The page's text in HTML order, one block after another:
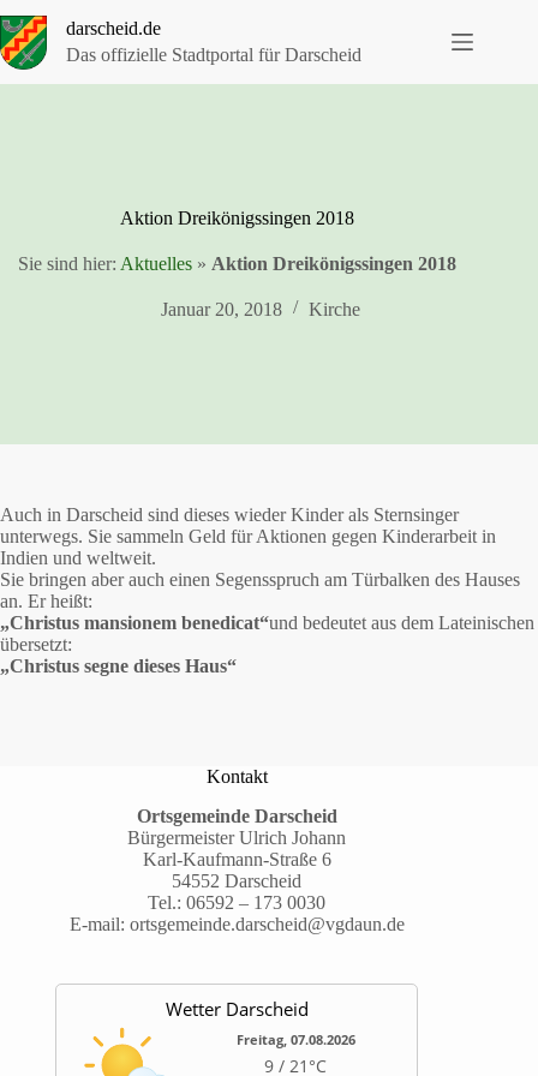
Inhalt
springen
darscheid.de
Das offizielle Stadtportal für Darscheid
Aktion Dreikönigssingen 2018
Sie sind hier: Aktuelles» Aktion Dreikönigssingen 2018
Januar 20, 2018 Kirche
Auch in Darscheid sind dieses wieder Kinder als Sternsinger
unterwegs. Sie sammeln Geld für Aktionen gegen Kinderarbeit in
Indien und weltweit.
Sie bringen aber auch einen Segensspruch am Türbalken des Hauses
an. Er heißt:
„Christus mansionem benedicat“und bedeutet aus dem Lateinischen
übersetzt:
„Christus segne dieses Haus“
Kontakt
Ortsgemeinde Darscheid
Bürgermeister Ulrich Johann
Karl-Kaufmann-Straße 6
54552 Darscheid
Tel.:06592 – 173 0030
E-mail: ortsgemeinde.darscheid@vgdaun.de
Wetter Darscheid
Freitag, 07.08.2026
9 / 21°C